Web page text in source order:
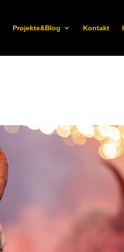
Projekte&Blog Kontakt